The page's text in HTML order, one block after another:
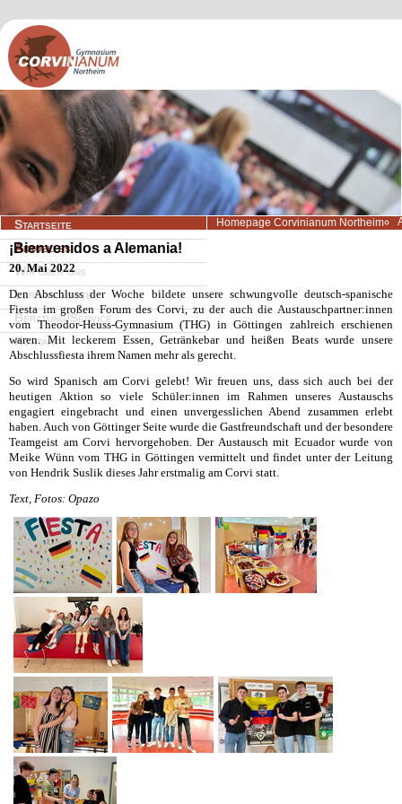
Navigation
überspringen
Startseite
Aktuelles
Wir über uns
Lernangebote
Beratung/Service
Kontakt
Homepage Corvinianum Northeim
¡Bienvenidos a Alemania!
20. Mai 2022
Den Abschluss der Woche bildete unsere schwungvolle deutsch-spanische
Fiesta im großen Forum des Corvi, zu der auch die Austauschpartner:innen
vom Theodor-Heuss-Gymnasium (THG) in Göttingen zahlreich erschienen
waren. Mit leckerem Essen, Getränkebar und heißen Beats wurde unsere
Abschlussfiesta ihrem Namen mehr als gerecht.
So wird Spanisch am Corvi gelebt! Wir freuen uns, dass sich auch bei der
heutigen Aktion so viele Schüler:innen im Rahmen unseres Austauschs
engagiert eingebracht und einen unvergesslichen Abend zusammen erlebt
haben. Auch von Göttinger Seite wurde die Gastfreundschaft und der besondere
Teamgeist am Corvi hervorgehoben. Der Austausch mit Ecuador wurde von
Meike Wünn vom THG in Göttingen vermittelt und findet unter der Leitung
von Hendrik Suslik dieses Jahr erstmalig am Corvi statt.
Text, Fotos: Opazo